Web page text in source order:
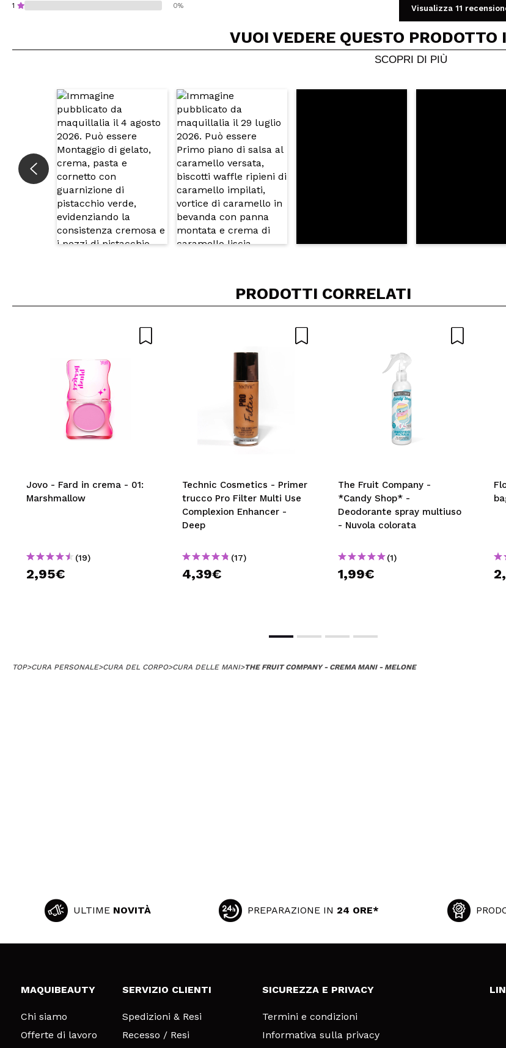
1 0%
Condividi un video o una foto
Il tuo video potrebbe essere il primo. Immaginalo...
Visualizza 11
VUOI VEDERE QUESTO PRODOTTO
SCOPRI DI PIÙ
PRODOTTI CORRELATI
Jovo - Fard in crema - 01:
Marshmallow
(19)
2,95€
Technic Cosmetics - Primer
trucco Pro Filter Multi Use
Complexion Enhancer -
Deep
(17)
4,39€
The Fruit Company -
*Candy Shop* -
Deodorante spray multiuso
- Nuvola colorata
(1)
1,99€
TOP>CURA PERSONALE>CURA DEL CORPO>CURA DELLE MANI>THE FRUIT COMPANY - CREMA MANI - MELONE
ULTIME NOVITÀ PREPARAZIONE IN 24 ORE*
MAQUIBEAUTY
Chi siamo
Offerte di lavoro
SERVIZIO CLIENTI
Spedizioni & Resi
Recesso / Resi
SICUREZZA E PRIVACY
Termini e condizioni
Informativa sulla privacy